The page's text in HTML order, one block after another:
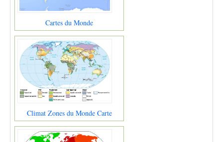
Cartes du Monde
Climat Zones du Monde Carte